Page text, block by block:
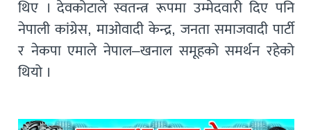
थिए । देवकोटाले स्वतन्त्र रूपमा उम्मेदवारी दिए पनि
नेपाली कांग्रेस, माओवादी केन्द्र, जनता समाजवादी पार्टी
र नेकपा एमाले नेपाल–खनाल समूहको समर्थन रहेको
थियो ।